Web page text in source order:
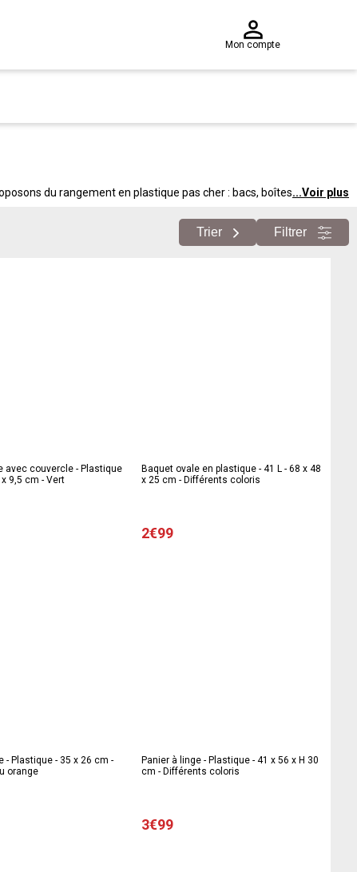
Mon compte
du rangement en plastique pas cher : bacs, boîtes...Voir plus
Trier Filtrer
avec couvercle - Plastique
- 28,5 x 20, 5 x 9,5 cm - Vert
Baquet ovale en plastique - 41 L - 68 x 48
x 25 cm - Différents coloris
2€99
- Plastique - 35 x 26 cm -
orange
Panier à linge - Plastique - 41 x 56 x H 30
cm - Différents coloris
3€99